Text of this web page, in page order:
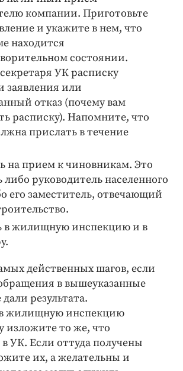
компании. Приготовьте
и укажите в нем, что
находится
состоянии.
УК расписку
заявления или
отказ (почему вам
расписку). Напомните, что
прислать в течение
на прием к чиновникам. Это
руководитель населенного
его заместитель, ­отвечающий
в жилищную инспекцию и в
действенных шагов, если
в вышеуказанные
результата.
в жилищную инспекцию
изложите то же, что
УК. Если оттуда получены
их, а желательны и